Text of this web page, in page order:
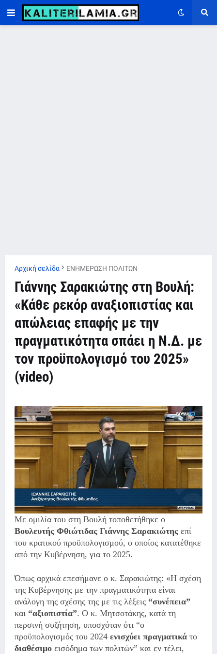
Αρχική σελίδα ΕΝΗΜΕΡΩΣΗ ΠΟΛΙΤΩΝ
Γιάννης Σαρακιώτης στη Βουλή:
«Κάθε ρεκόρ αναξιοπιστίας και
απώλειας επαφής με την
πραγματικότητα σπάει η Ν.Δ. με
τον προϋπολογισμό του 2025»
(video)
Με ομιλία του στη Βουλή τοποθετήθηκε ο
Βουλευτής Φθιώτιδας Γιάννης Σαρακιώτης επί
του κρατικού προϋπολογισμού, ο οποίος κατατέθηκε
από την Κυβέρνηση, για το 2025.
Όπως αρχικά επεσήμανε ο κ. Σαρακιώτης: «Η σχέση
της Κυβέρνησης με την πραγματικότητα είναι
ανάλογη της σχέσης της με τις λέξεις “συνέπεια”
και “αξιοπιστία”. Ο κ. Μητσοτάκης, κατά τη
περσινή συζήτηση, υποσχόταν ότι “ο
προϋπολογισμός του 2024 ενισχύει πραγματικά το
διαθέσιμο εισόδημα των πολιτών” και εν τέλει,